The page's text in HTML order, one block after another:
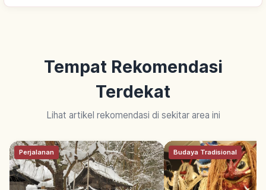
Tempat Rekomendasi
Terdekat
Lihat artikel rekomendasi di sekitar area ini
Perjalanan Budaya Tradisional